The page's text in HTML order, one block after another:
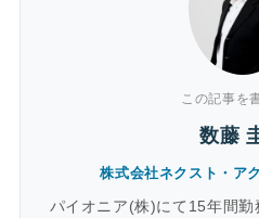
この記事を
数藤
株式会社ネクスト・ア
パイオニア(株)にて15年間